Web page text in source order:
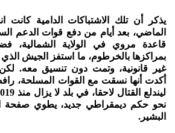
يذكر أن تلك الاشتباكات الدامية كانت
قاعدة مروي في الولاية الشمالية،
بمراكزها بالخرطوم، ما استفز الجيش
غير قانونية، وتمت دون تنسيق معه.
أكدت أنها نسقت مع القوات المسلحة،
نحو حكم ديمقراطي جديد، يطوي صفحة
البشير.